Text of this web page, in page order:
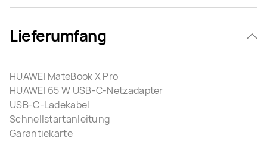
Lieferumfang
HUAWEI MateBook X Pro
HUAWEI 65 W USB-C-Netzadapter
USB-C-Ladekabel
Schnellstartanleitung
Garantiekarte